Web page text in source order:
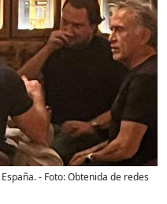
- Foto:Obtenida de redes